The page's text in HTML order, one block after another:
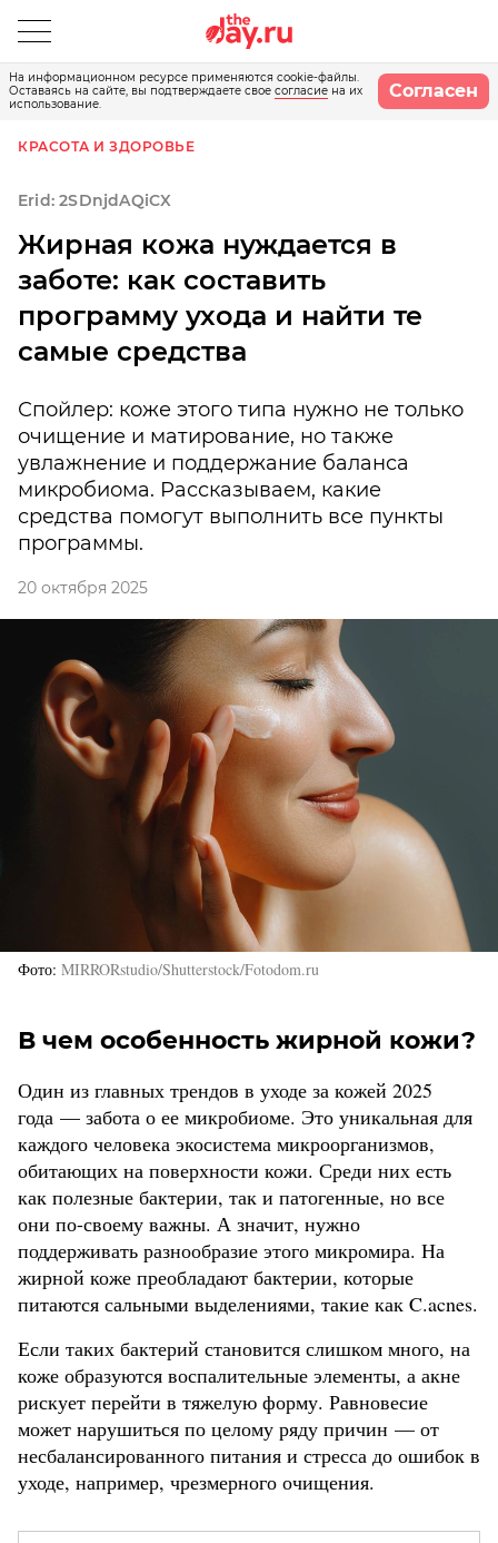
На информационном ресурсе применяются cookie-файлы.
Оставаясь на сайте, вы подтверждаете свое согласие на их
использование.
Согласен
КРАСОТА И ЗДОРОВЬЕ
Erid: 2SDnjdAQiCX
Жирная кожа нуждается в
заботе: как составить
программу ухода и найти те
самые средства
Спойлер: коже этого типа нужно не только
очищение и матирование, но также
увлажнение и поддержание баланса
микробиома. Рассказываем, какие
средства помогут выполнить все пункты
программы.
20 октября 2025
Фото MIRRORstudio/Shutterstock/Fotodom.ru
В чем особенность жирной кожи?
Один из главных трендов в уходе за кожей 2025
года — забота о ее микробиоме. Это уникальная для
каждого человека экосистема микроорганизмов,
обитающих на поверхности кожи. Среди них есть
как полезные бактерии, так и патогенные, но все
они по-своему важны. А значит, нужно
поддерживать разнообразие этого микромира. На
жирной коже преобладают бактерии, которые
питаются сальными выделениями, такие как C.acnes.
Если таких бактерий становится слишком много, на
коже образуются воспалительные элементы, а акне
рискует перейти в тяжелую форму. Равновесие
может нарушиться по целому ряду причин — от
несбалансированного питания и стресса до ошибок в
уходе, например, чрезмерного очищения.